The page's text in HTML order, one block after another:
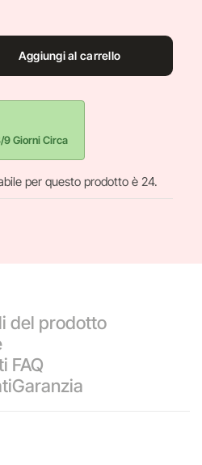
Aggiungi al carrello
Giorni Circa
per questo prodotto è 24.
del prodotto
FAQ
Garanzia